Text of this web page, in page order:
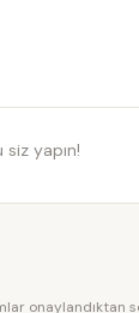
yapın!
onaylandıktan